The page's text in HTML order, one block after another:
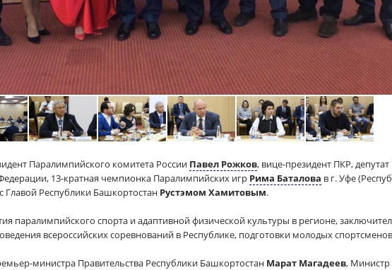
Паралимпийского комитета России Павел Рожков, вице-президент ПКР,
13-кратная чемпионка Паралимпийских игр Рима Баталова в г. Уфе
Главой Республики Башкортостан Рустэмом Хамитовым.
паралимпийского спорта и адаптивной физической культуры в регионе,
всероссийских соревнований в Республике, подготовки молодых
министра Правительства Республики Башкортостан Марат Магадеев,